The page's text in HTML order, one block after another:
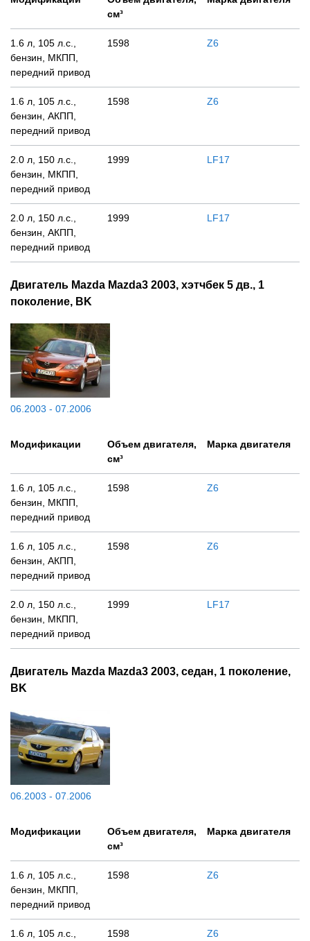
см³
1.6 л, 105 л.с.,
бензин, МКПП,
передний привод
1598 Z6
1.6 л, 105 л.с.,
бензин, АКПП,
передний привод
1598 Z6
2.0 л, 150 л.с.,
бензин, МКПП,
передний привод
1999 LF17
2.0 л, 150 л.с.,
бензин, АКПП,
передний привод
1999 LF17
Двигатель Mazda Mazda3 2003, хэтчбек 5 дв., 1
поколение, BK
06.2003 - 07.2006
Модификации
Объем двигателя,
см³
Марка двигателя
1.6 л, 105 л.с.,
бензин, МКПП,
передний привод
1598 Z6
1.6 л, 105 л.с.,
бензин, АКПП,
передний привод
1598 Z6
2.0 л, 150 л.с.,
бензин, МКПП,
передний привод
1999 LF17
Двигатель Mazda Mazda3 2003, седан, 1 поколение,
BK
06.2003 - 07.2006
Модификации
Объем двигателя,
см³
Марка двигателя
1.6 л, 105 л.с.,
бензин, МКПП,
передний привод
1598 Z6
1.6 л, 105 л.с.,
1598 Z6